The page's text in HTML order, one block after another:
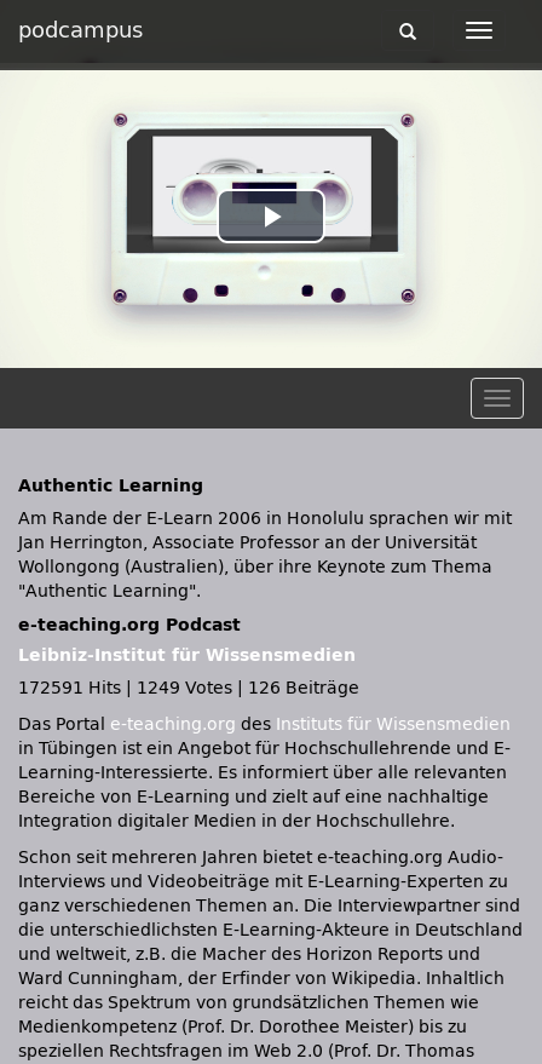
podcampus
Toggle
Toggle
Play
Video
Authentic Learning
Am Rande der E-Learn 2006 in Honolulu sprachen wir mit
Jan Herrington, Associate Professor an der Universität
Wollongong (Australien), über ihre Keynote zum Thema
Authentic Learning .
e-teaching.org Podcast
Leibniz-Institut für Wissensmedien
172591 Hits
1249 Votes
126 Beiträge
Das Portal e-teaching.org des Instituts für Wissensmedien
in Tübingen ist ein Angebot für Hochschullehrende und E-
Learning-Interessierte. Es informiert über alle relevanten
Bereiche von E-Learning und zielt auf eine nachhaltige
Integration digitaler Medien in der Hochschullehre.
Schon seit mehreren Jahren bietet e-teaching.org Audio-
Interviews und Videobeiträge mit E-Learning-Experten zu
ganz verschiedenen Themen an. Die Interviewpartner sind
die unterschiedlichsten E-Learning-Akteure in Deutschland
und weltweit, z.B. die Macher des Horizon Reports und
Ward Cunningham, der Erfinder von Wikipedia. Inhaltlich
reicht das Spektrum von grundsätzlichen Themen wie
Medienkompetenz (Prof. Dr. Dorothee Meister) bis zu
speziellen Rechtsfragen im Web 2.0 (Prof. Dr. Thomas